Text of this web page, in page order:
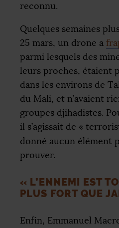
reconnu.
Quelques semaines
25 mars, un drone a
parmi lesquels des
leurs proches, étaient
dans les environs de
du Mali, et n’avaient
groupes djihadistes.
il s’agissait de «
donné aucun élément
prouver.
« L’ENNEMI EST
PLUS FORT QUE
Enfin, Emmanuel